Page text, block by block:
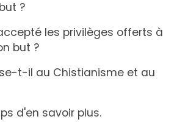
?
les privilèges offerts à
but ?
t-il au Chistianisme et au
d'en savoir plus.